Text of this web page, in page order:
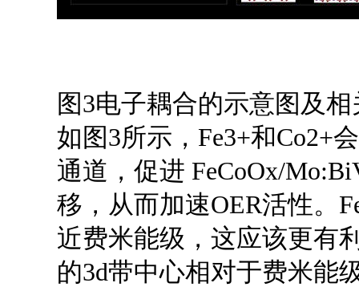
图3电子耦合的示意图及
如图3所示，Fe3+和Co2+
通道，促进 FeCoOx/
移，从而加速OER活性。
近费米能级，这应该更有
的3d带中心相对于费米能